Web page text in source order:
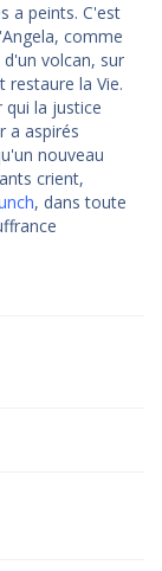
a peints. C'est
comme
volcan, sur
la Vie.
qui la justice
a aspirés
nouveau
crient,
, dans toute